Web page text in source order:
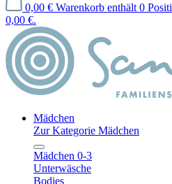
0,00 € Warenkorb enthält 0
0,00 €.
Mädchen
Zur Kategorie Mädchen
Mädchen 0-3
Unterwäsche
Bodies